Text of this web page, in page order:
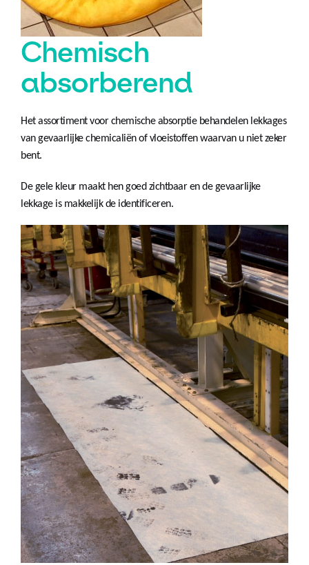
Chemisch
absorberend
Het assortiment voor chemische absorptie behandelen lekkages
van gevaarlijke chemicaliën of vloeistoffen waarvan u niet zeker
bent.
De gele kleur maakt hen goed zichtbaar en de gevaarlijke
lekkage is makkelijk de identificeren.